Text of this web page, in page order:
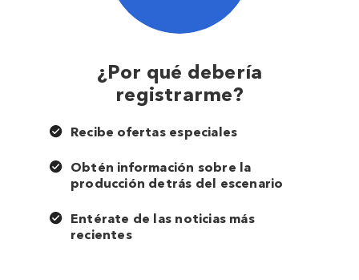
¿Por qué debería
registrarme?
Recibe ofertas especiales
Obtén información sobre la
producción detrás del escenario
Entérate de las noticias más
recientes